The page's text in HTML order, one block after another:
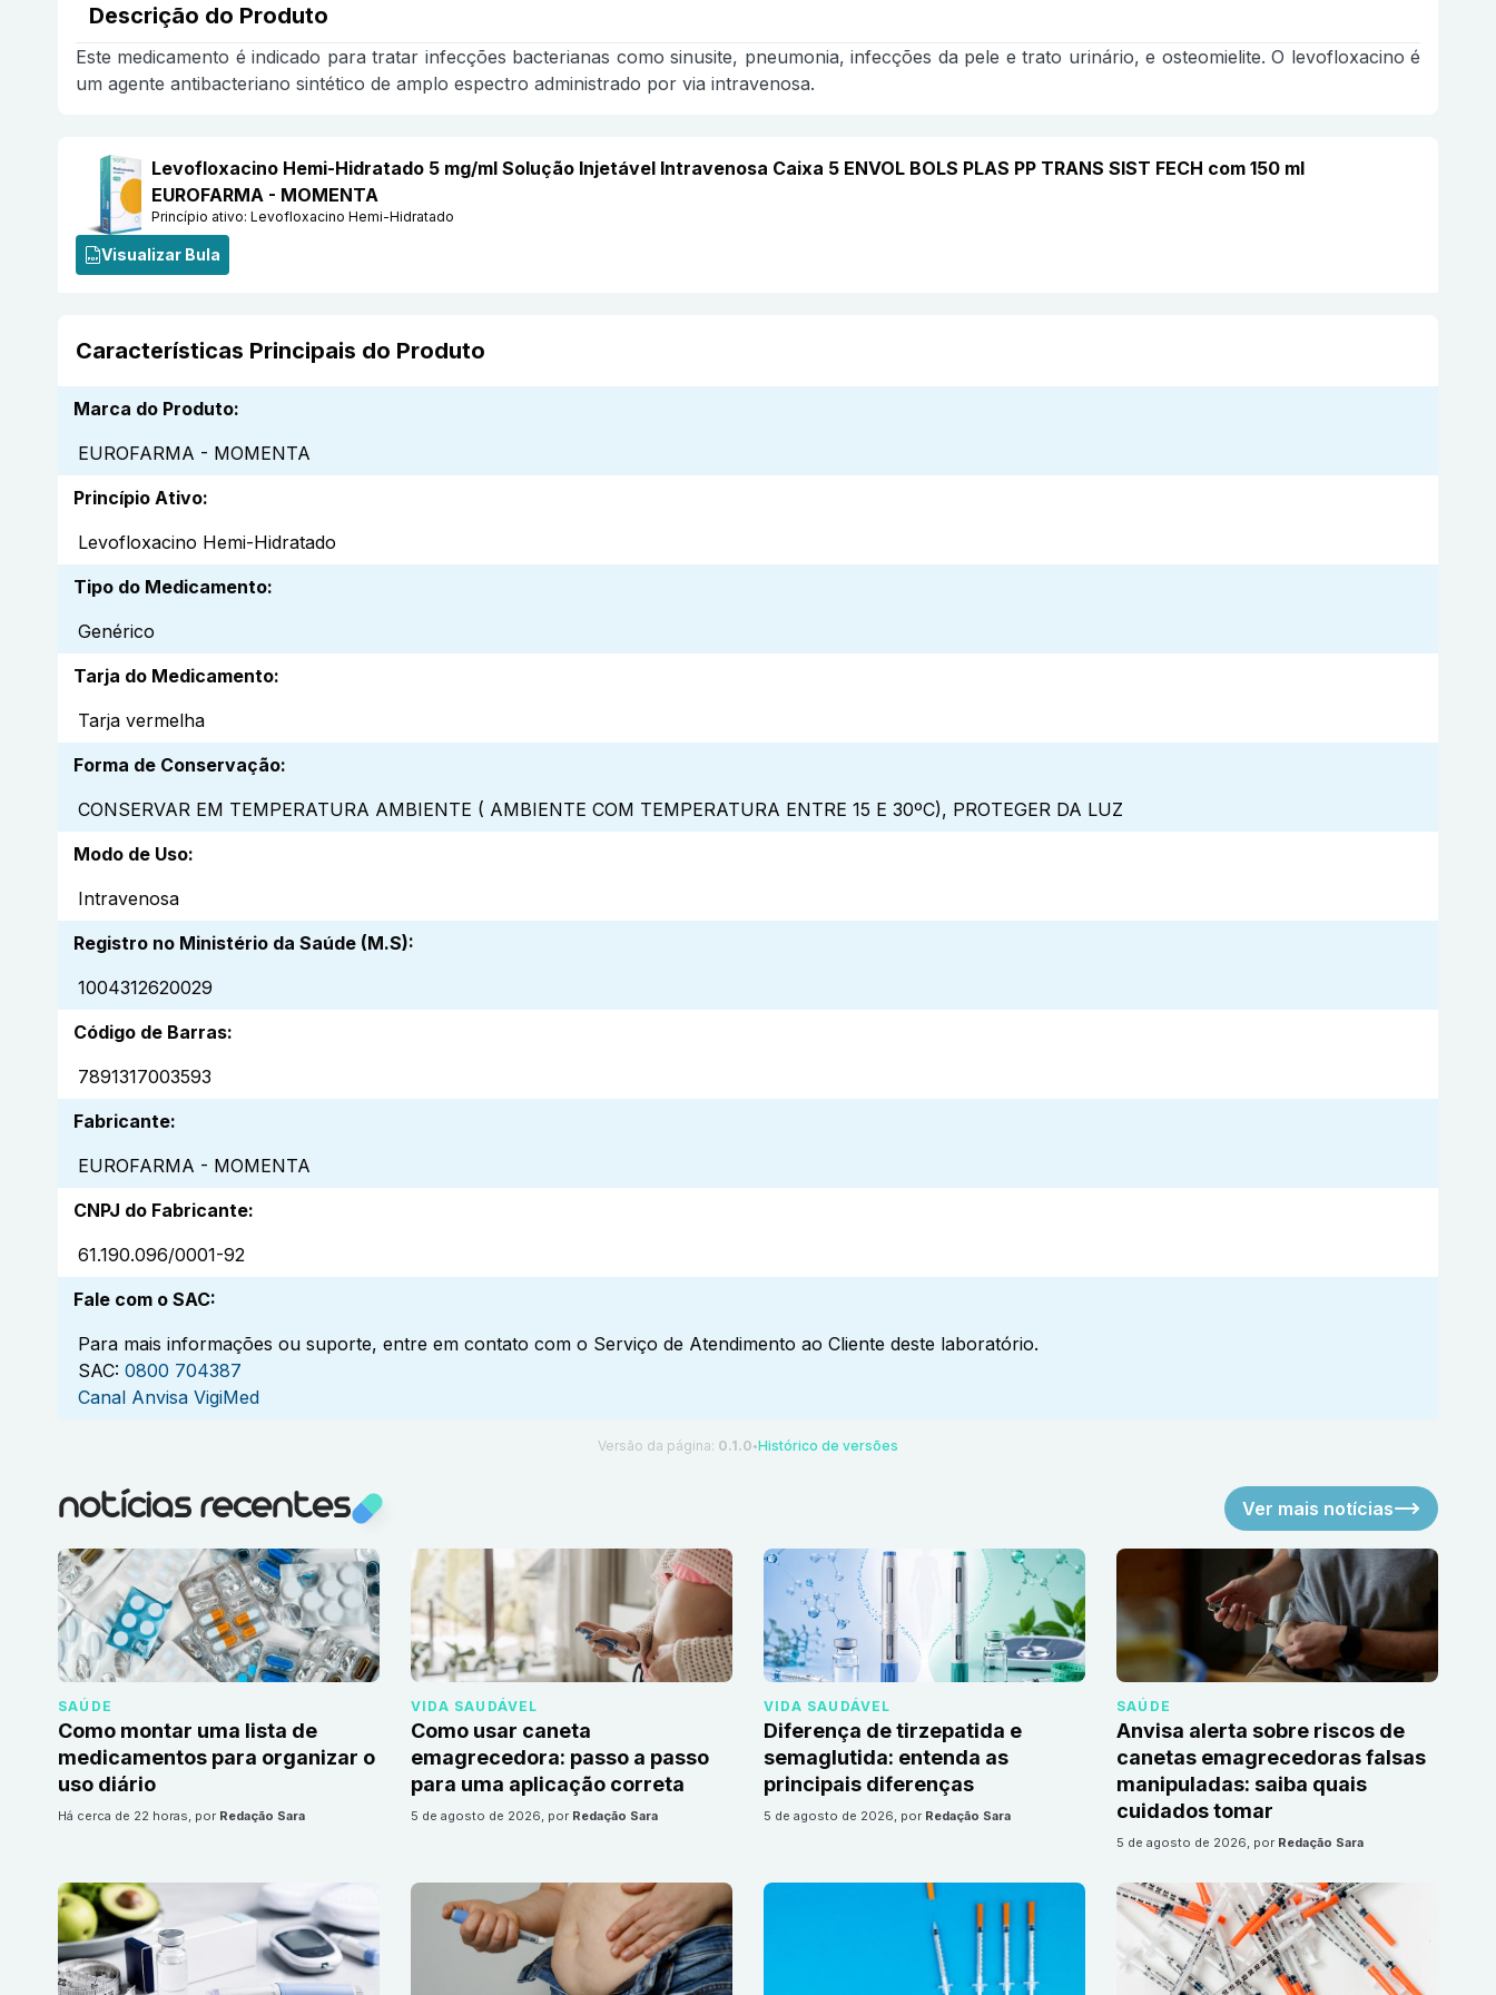
Descrição do Produto
Este medicamento é indicado para tratar infecções bacterianas como sinusite, pneumonia, infecções da pele e trato urinário, e osteomielite. O levofloxacino é
um agente antibacteriano sintético de amplo espectro administrado por via intravenosa.
Levofloxacino Hemi-Hidratado 5 mg/ml Solução Injetável Intravenosa Caixa 5 ENVOL BOLS PLAS PP TRANS SIST FECH com 150 ml
EUROFARMA - MOMENTA
Princípio ativo: Levofloxacino Hemi-Hidratado
Visualizar Bula
Características Principais do Produto
Marca do Produto:
EUROFARMA - MOMENTA
Princípio Ativo:
Levofloxacino Hemi-Hidratado
Tipo do Medicamento:
Genérico
Tarja do Medicamento:
Tarja vermelha
Forma de Conservação:
CONSERVAR EM TEMPERATURA AMBIENTE ( AMBIENTE COM TEMPERATURA ENTRE 15 E 30ºC), PROTEGER DA LUZ
Modo de Uso:
Intravenosa
Registro no Ministério da Saúde (M.S):
1004312620029
Código de Barras:
7891317003593
Fabricante:
EUROFARMA - MOMENTA
CNPJ do Fabricante:
61.190.096/0001-92
Fale com o SAC:
Para mais informações ou suporte, entre em contato com o Serviço de Atendimento ao Cliente deste laboratório.
SAC: 0800 704387
Canal Anvisa VigiMed
Versão da página: 0.1.0 ●Histórico de versões
notícias recentes Ver mais notícias
SAÚDE
Como montar uma lista de
medicamentos para organizar o
uso diário
há cerca de 22 horas, por Redação Sara
VIDA SAUDÁVEL
Como usar caneta
emagrecedora: passo a passo
para uma aplicação correta
5 de agosto de 2026, por Redação Sara
VIDA SAUDÁVEL
Diferença de tirzepatida e
semaglutida: entenda as
principais diferenças
5 de agosto de 2026, por Redação Sara
SAÚDE
Anvisa alerta sobre riscos de
canetas emagrecedoras falsas
manipuladas: saiba quais
cuidados tomar
5 de agosto de 2026, por Redação Sara